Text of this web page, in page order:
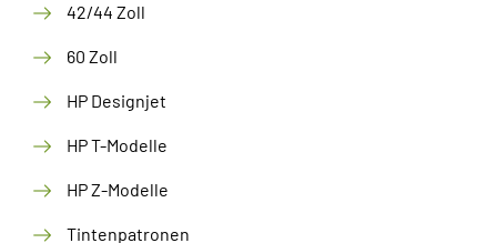
42/44 Zoll
60 Zoll
HP Designjet
HP T-Modelle
HP Z-Modelle
Tintenpatronen